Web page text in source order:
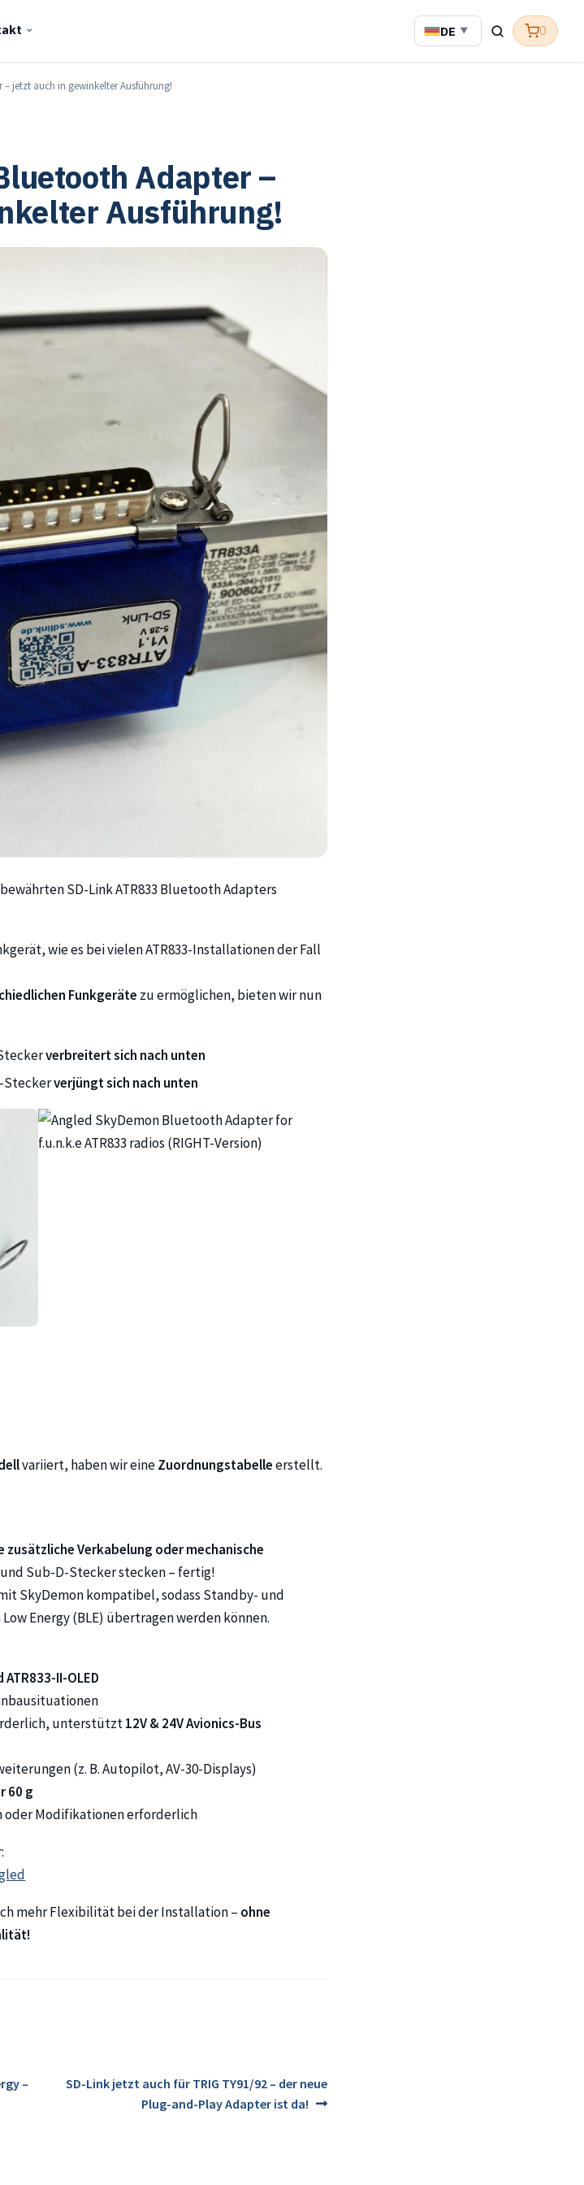
DE ▼ 0
– jetzt auch in gewinkelter Ausführung!
Adapter –
Ausführung!
SD-Link ATR833 Bluetooth Adapters
wie es bei vielen ATR833-Installationen der Fall
Funkgeräte zu ermöglichen, bieten wir nun
verbreitert sich nach unten
Steckerverjüngt sich nach unten
variiert, haben wir eineZuordnungstabelleerstellt.
zusätzliche Verkabelung oder mechanische
Sub-D-Stecker stecken – fertig!
SkyDemon kompatibel, sodass Standby- und
Energy (BLE) übertragen werden können.
ATR833-II-OLED
unterstützt12V & 24V Avionics-Bus
(z. B. Autopilot, AV-30-Displays)
60 g
oder Modifikationen erforderlich
mehr Flexibilität bei der Installation – ohne
–
Nächster
SD-Link jetzt auch für TRIG TY91/92 – der neue
Plug-and-Play Adapter ist da!